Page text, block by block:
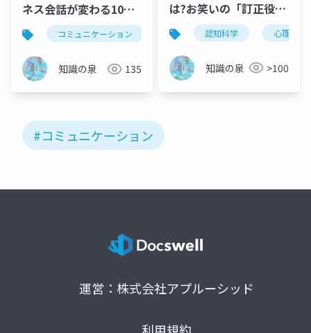
ネス会話が変わる10の
型と6つのメリット完全
ガイド
コミュニケーション ツッコミ 会話術
知識の泉 135
は?お笑いの「訂正役」
を科学的に徹底解説
認知科学 心理学
知識の泉 >100
#コミュニケーション
運営：株式会社アプルーシッド